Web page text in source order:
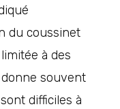
du coussinet
à des
souvent
difficiles à